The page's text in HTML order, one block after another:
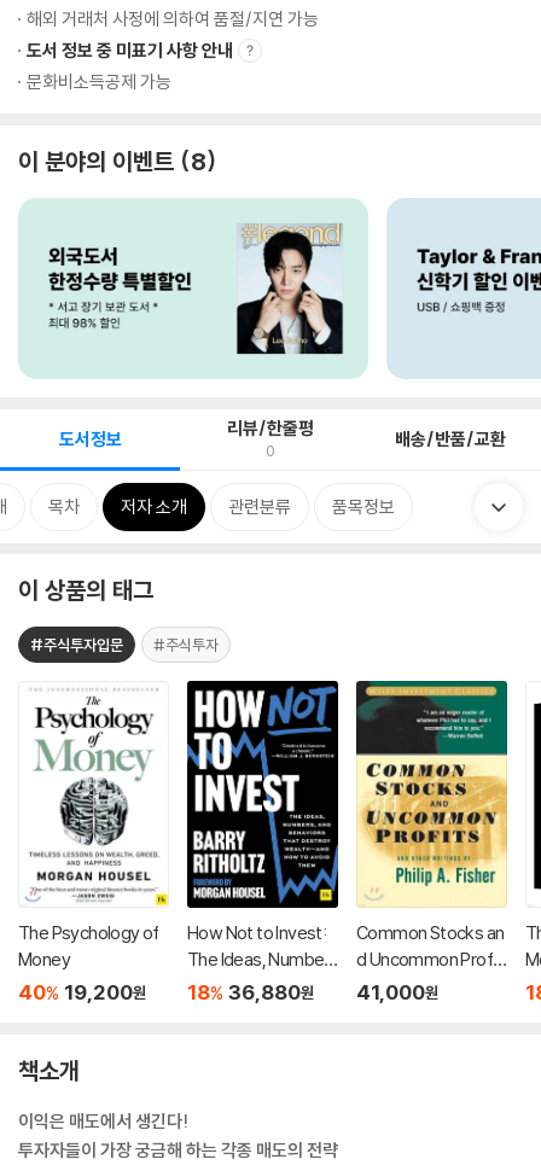
해외 거래처 사정에 의하여 품절/지연 가능
도서 정보 중 미표기 사항 안내
문화비소득공제 가능
이 분야의 이벤트 8
도서정보 리뷰/한줄평
0 배송/반품/교환
목차 저자 소개 관련분류 품목정보
이 상품의 태그
#주식투자입문 #주식투자
The Psychology of
Money
40% 19,200원
How Not to Invest:
The Ideas, Number
s, and Behaviors Th
18% 36,880원
Common Stocks an
d Uncommon Profit
s and Other Writing
41,000원
책소개
이익은 매도에서 생긴다!
투자자들이 가장 궁금해 하는 각종 매도의 전략